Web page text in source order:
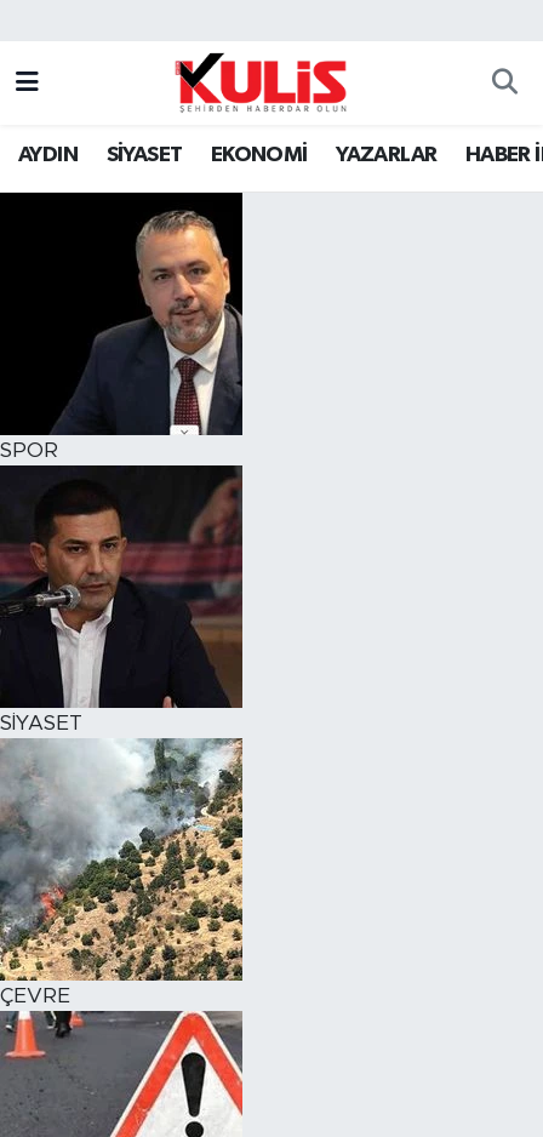
AYDIN SİYASET EKONOMİ YAZARLAR HABER
SPOR
SİYASET
ÇEVRE